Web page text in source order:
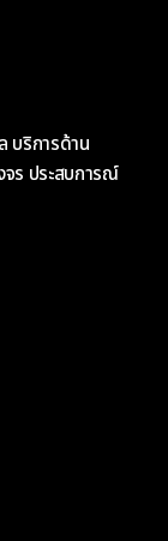
บริการด้าน
ร ประสบการณ์